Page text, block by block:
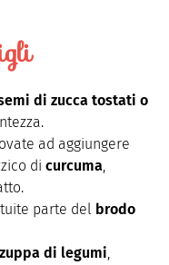
di zucca tostati o
ad aggiungere
di curcuma,
parte del brodo
zuppa di legumi,